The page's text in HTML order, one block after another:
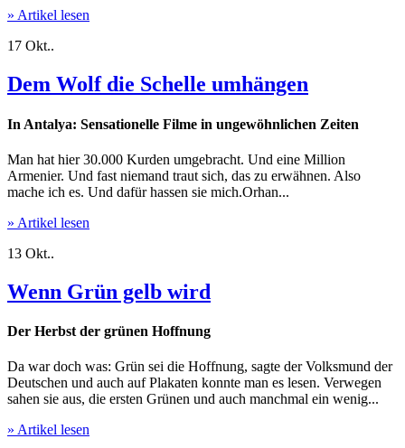
» Artikel lesen
17 Okt..
Dem Wolf die Schelle umhängen
In Antalya: Sensationelle Filme in ungewöhnlichen Zeiten
Man hat hier 30.000 Kurden umgebracht. Und eine Million
Armenier. Und fast niemand traut sich, das zu erwähnen. Also
mache ich es. Und dafür hassen sie mich.Orhan...
» Artikel lesen
13 Okt..
Wenn Grün gelb wird
Der Herbst der grünen Hoffnung
Da war doch was: Grün sei die Hoffnung, sagte der Volksmund der
Deutschen und auch auf Plakaten konnte man es lesen. Verwegen
sahen sie aus, die ersten Grünen und auch manchmal ein wenig...
» Artikel lesen